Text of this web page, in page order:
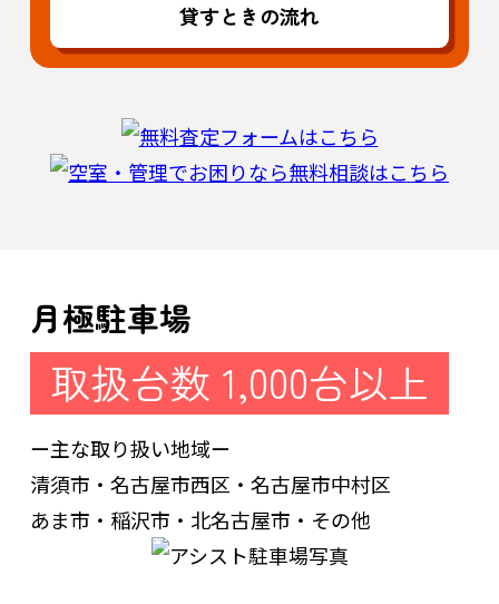
貸すときの流れ
月極駐車場
取扱台数 1,000台以上
ー主な取り扱い地域ー
清須市・名古屋市西区・名古屋市中村区
あま市・稲沢市・北名古屋市・その他